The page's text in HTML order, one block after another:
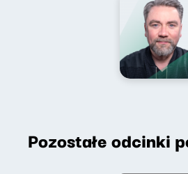
Pozostałe odcinki